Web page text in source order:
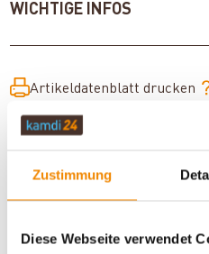
Zustimmung
Diese Webseite verwendet
WICHTIGE INFOS
Artikeldatenblatt drucken
Dieses Produkt finden Sie
Kaminöfen in schwarz
Anschluss|Kaminöfen mit